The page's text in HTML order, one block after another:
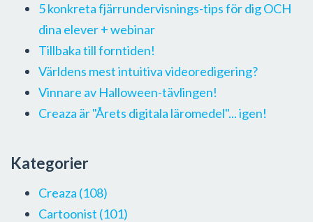
5 konkreta fjärrundervisnings-tips för dig OCH
dina elever + webinar
Tillbaka till forntiden!
Världens mest intuitiva videoredigering?
Vinnare av Halloween-tävlingen!
Creaza är "Årets digitala läromedel"... igen!
Kategorier
Creaza (108)
Cartoonist (101)